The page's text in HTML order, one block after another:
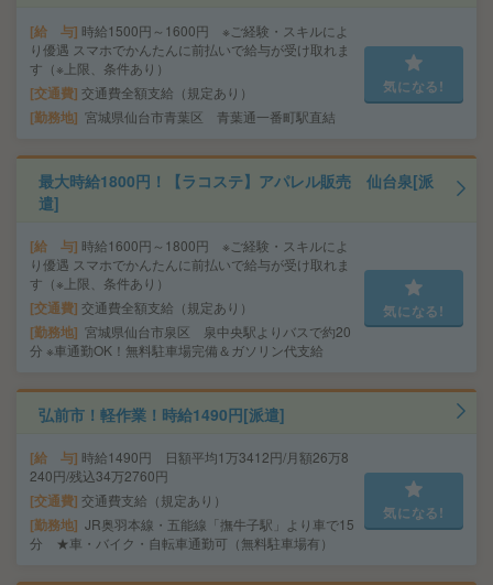
給 与 時給1500円～1600円 ※ご経験・スキルによ
り優遇 スマホでかんたんに前払いで給与が受け取れま
す（※上限、条件あり）
交通費 交通費全額支給（規定あり）
勤務地 宮城県仙台市青葉区 青葉通一番町駅直結
気になる!
最大時給1800円！【ラコステ】アパレル販売 仙台泉[派
遣]
給 与 時給1600円～1800円 ※ご経験・スキルによ
り優遇 スマホでかんたんに前払いで給与が受け取れま
す（※上限、条件あり）
交通費 交通費全額支給（規定あり）
勤務地 宮城県仙台市泉区 泉中央駅よりバスで約20
分 ※車通勤OK！無料駐車場完備＆ガソリン代支給
気になる!
弘前市！軽作業！時給1490円[派遣]
給 与 時給1490円 日額平均1万3412円/月額26万8
240円/残込34万2760円
交通費 交通費支給（規定あり）
勤務地 JR奥羽本線・五能線「撫牛子駅」より車で15
分 ★車・バイク・自転車通勤可（無料駐車場有）
気になる!